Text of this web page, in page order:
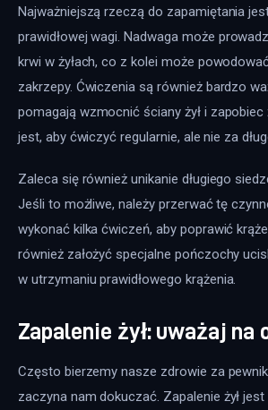
Najważniejszą rzeczą do zapamiętania
prawidłowej wagi. Nadwaga może
krwi w żyłach, co z kolei może
zakrzepy. Ćwiczenia są również bardzo
pomagają wzmocnić ściany żył i zapobiec
jest, aby ćwiczyć regularnie, ale nie za
Zaleca się również unikanie długiego
Jeśli to możliwe, należy przerwać tę
wykonać kilka ćwiczeń, aby poprawić
również założyć specjalne pończochy
w utrzymaniu prawidłowego krążenia.
Zapalenie żył: uważaj na
Często bierzemy nasze zdrowie za
zaczyna nam dokuczać. Zapalenie żył